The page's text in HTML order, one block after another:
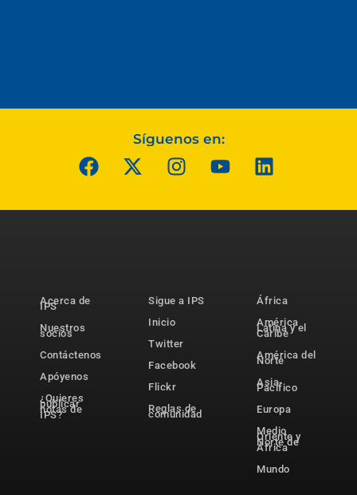
Síguenos en:
Acerca de
IPS
Nuestros
socios
Contáctenos
Apóyenos
¿Quieres
publicar
notas de
IPS?
Sigue a IPS
Inicio
Twitter
Facebook
Flickr
Reglas de
comunidad
África
América
Latina y el
Caribe
América del
Norte
Asia-
Pacífico
Europa
Medio
Oriente y
Norte de
África
Mundo